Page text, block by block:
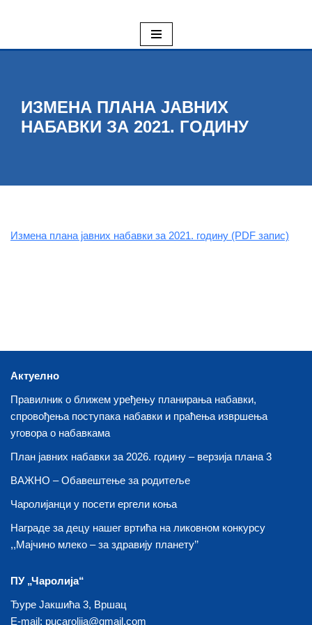
na
ИЗМЕНА ПЛАНА ЈАВНИХ
НАБАВКИ ЗА 2021. ГОДИНУ
Измена плана јавних набавки за 2021. годину (PDF запис)
Актуелно
Правилник о ближем уређењу планирања набавки,
спровођења поступака набавки и праћења извршења
уговора о набавкама
План јавних набавки за 2026. годину – верзија плана 3
ВАЖНО – Обавештење за родитеље
Чаролијанци у посети ергели коња
Награде за децу нашег вртића на ликовном конкурсу
,,Мајчино млеко – за здравију планету’’
ПУ „Чаролија“
Ђуре Јакшића 3, Вршац
E-mail: pucarolija@gmail.com